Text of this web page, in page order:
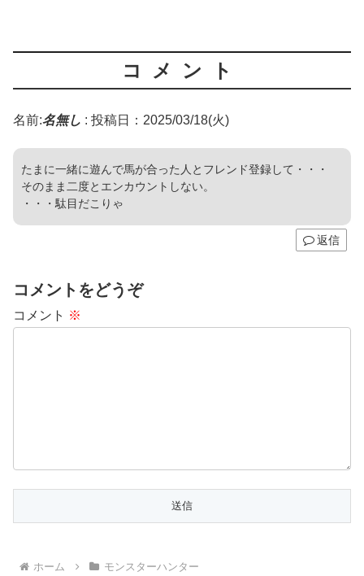
コメント
名前:名無し : 投稿日：2025/03/18(火)
たまに一緒に遊んで馬が合った人とフレンド登録して・・・
そのまま二度とエンカウントしない。
・・・駄目だこりゃ
返信
コメントをどうぞ
コメント ※
ホーム モンスターハンター